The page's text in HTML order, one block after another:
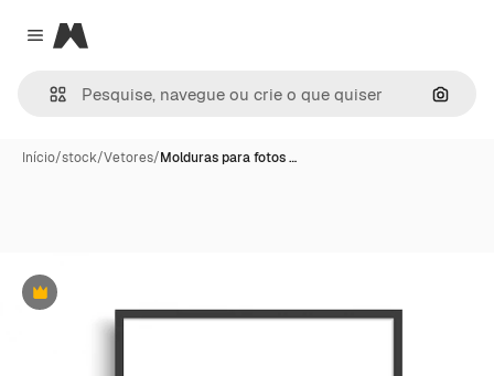
Close menu
Magnific
Início/stock/Vetores/Molduras para fotos …
Premium